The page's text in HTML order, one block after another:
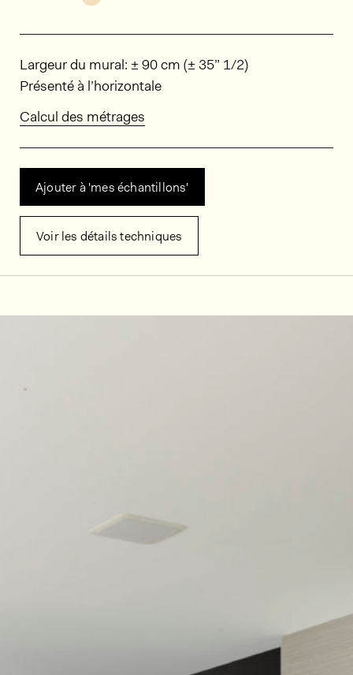
Dimensions
Largeur du mural: ± 90 cm (± 35” 1/2)
Présenté à l’horizontale
Calcul des métrages
Ajouter à 'mes échantillons'
Voir les détails techniques